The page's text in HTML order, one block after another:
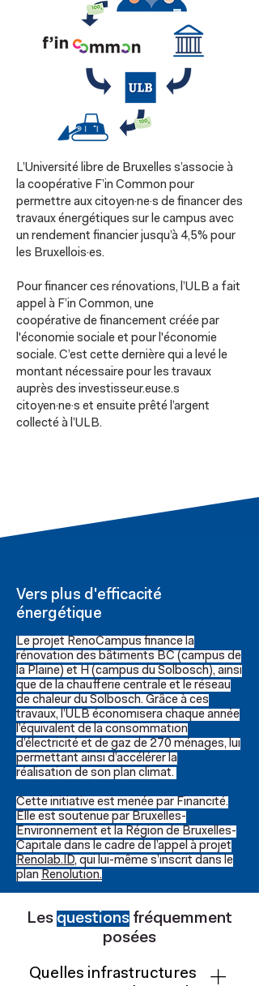
L’Université libre de Bruxelles s’associe à
la coopérative F’in Common pour
permettre aux citoyen·ne·s de financer des
travaux énergétiques sur le campus avec
un rendement financier jusqu’à 4,5% pour
les Bruxellois·es.
Pour financer ces rénovations, l’ULB a fait
appel à F’in Common, une
coopérative de financement créée par
l'économie sociale et pour l'économie
sociale. C’est cette dernière qui a levé le
montant nécessaire pour les travaux
auprès des investisseur.euse.s
citoyen·ne·s et ensuite prêté l’argent
collecté à l’ULB.
Vers plus d'efficacité
énergétique
Le projet RenoCampus finance la
rénovation des bâtiments BC (campus de
la Plaine) et H (campus du Solbosch), ainsi
que de la chaufferie centrale et le réseau
de chaleur du Solbosch. Grâce à ces
travaux, l’ULB économisera chaque année
l’équivalent de la consommation
d’électricité et de gaz de 270 ménages, lui
permettant ainsi d’accélérer la
réalisation de son plan climat.
Cette initiative est menée par Financité.
Elle est soutenue par Bruxelles-
Environnement et la Région de Bruxelles-
Capitale dans le cadre de l’appel à projet
Renolab.ID, qui lui-même s’inscrit dans le
plan Renolution.
Les questions fréquemment
posées
Quelles infrastructures